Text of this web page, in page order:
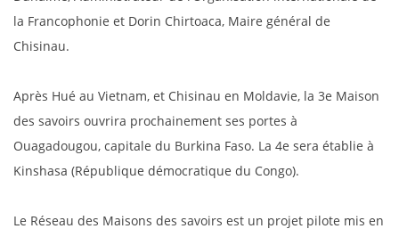
la Francophonie et Dorin Chirtoaca, Maire général de
Chisinau.
Après Hué au Vietnam, et Chisinau en Moldavie, la 3e Maison
des savoirs ouvrira prochainement ses portes à
Ouagadougou, capitale du Burkina Faso. La 4e sera établie à
Kinshasa (République démocratique du Congo).
Le Réseau des Maisons des savoirs est un projet pilote mis en